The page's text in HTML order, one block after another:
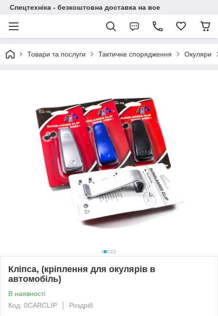
Спецтехніка - безкоштовна доставка на все
Товари та послуги Тактичне спорядження Окуляри
Кліпса, (кріплення для окулярів в
автомобіль)
В наявності
Код: 0CARCLIP
Роздріб